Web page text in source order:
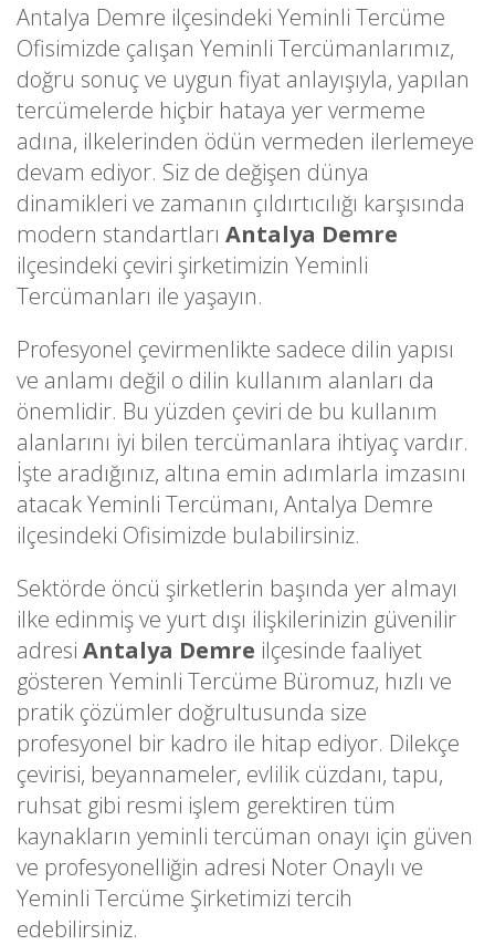
Antalya Demre ilçesindeki Yeminli Tercüme
Ofisimizde çalışan Yeminli Tercümanlarımız,
doğru sonuç ve uygun fiyat anlayışıyla, yapılan
tercümelerde hiçbir hataya yer vermeme
adına, ilkelerinden ödün vermeden ilerlemeye
devam ediyor. Siz de değişen dünya
dinamikleri ve zamanın çıldırtıcılığı karşısında
modern standartları Antalya Demre
ilçesindeki çeviri şirketimizin Yeminli
Tercümanları ile yaşayın.
Profesyonel çevirmenlikte sadece dilin yapısı
ve anlamı değil o dilin kullanım alanları da
önemlidir. Bu yüzden çeviri de bu kullanım
alanlarını iyi bilen tercümanlara ihtiyaç vardır.
İşte aradığınız, altına emin adımlarla imzasını
atacak Yeminli Tercümanı, Antalya Demre
ilçesindeki Ofisimizde bulabilirsiniz.
Sektörde öncü şirketlerin başında yer almayı
ilke edinmiş ve yurt dışı ilişkilerinizin güvenilir
adresi Antalya Demre ilçesinde faaliyet
gösteren Yeminli Tercüme Büromuz, hızlı ve
pratik çözümler doğrultusunda size
profesyonel bir kadro ile hitap ediyor. Dilekçe
çevirisi, beyannameler, evlilik cüzdanı, tapu,
ruhsat gibi resmi işlem gerektiren tüm
kaynakların yeminli tercüman onayı için güven
ve profesyonelliğin adresi Noter Onaylı ve
Yeminli Tercüme Şirketimizi tercih
edebilirsiniz.